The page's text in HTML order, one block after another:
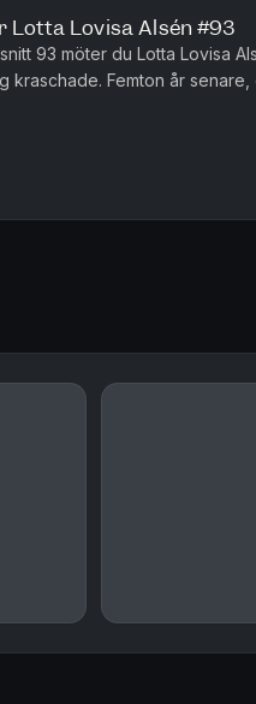
Lotta Lovisa Alsén #93
93 möter du Lotta Lovisa
kraschade. Femton år senare,
tillbaka i Sverige och vill bid...